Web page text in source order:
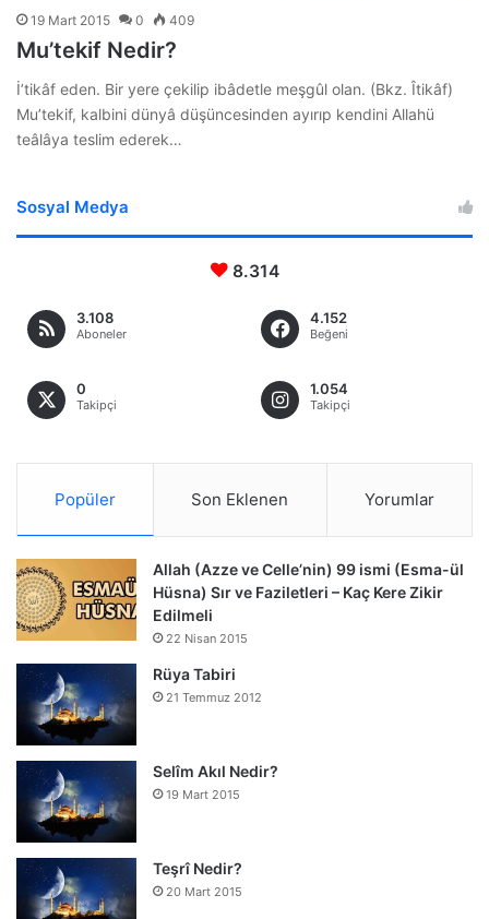
19 Mart 2015 0 409
Mu’tekif Nedir?
İ’tikâf eden. Bir yere çekilip ibâdetle meşgûl olan. (Bkz. Îtikâf)
Mu’tekif, kalbini dünyâ düşüncesinden ayırıp kendini Allahü
teâlâya teslim ederek…
Sosyal Medya
8.314
3.108
Aboneler
4.152
Beğeni
0
Takipçi
1.054
Takipçi
Popüler Son Eklenen Yorumlar
Allah (Azze ve Celle’nin) 99 ismi (Esma-ül
Hüsna) Sır ve Faziletleri – Kaç Kere Zikir
Edilmeli
22 Nisan 2015
Rüya Tabiri
21 Temmuz 2012
Selîm Akıl Nedir?
19 Mart 2015
Teşrî Nedir?
20 Mart 2015